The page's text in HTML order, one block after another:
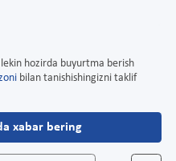
hozirda buyurtma berish
bilan tanishishingizni taklif
xabar bering